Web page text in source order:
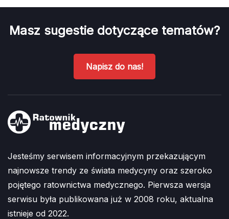
Masz sugestie dotyczące tematów?
Napisz do nas!
Jesteśmy serwisem informacyjnym przekazującym
najnowsze trendy ze świata medycyny oraz szeroko
pojętego ratownictwa medycznego. Pierwsza wersja
serwisu była publikowana już w 2008 roku, aktualna
istnieje od 2022.